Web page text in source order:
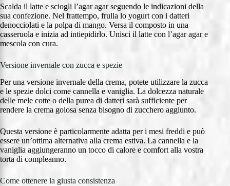
Scalda il latte e sciogli l’agar agar seguendo le indicazioni della
sua confezione. Nel frattempo, frulla lo yogurt con i datteri
denocciolati e la polpa di mango. Versa il composto in una
casseruola e inizia ad intiepidirlo. Unisci il latte con l’agar agar e
mescola con cura.
Versione invernale con zucca e spezie
Per una versione invernale della crema, potete utilizzare la zucca
e le spezie dolci come cannella e vaniglia. La dolcezza naturale
delle mele cotte o della purea di datteri sarà sufficiente per
rendere la crema golosa senza bisogno di zucchero aggiunto.
Questa versione è particolarmente adatta per i mesi freddi e può
essere un’ottima alternativa alla crema estiva. La cannella e la
vaniglia aggiungeranno un tocco di calore e comfort alla vostra
torta di compleanno.
Come ottenere la giusta consistenza